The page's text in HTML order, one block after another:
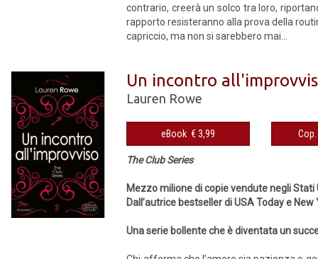
contrario, creerà un solco tra loro,
rapporto resisteranno alla prova della
capriccio, ma non si sarebbero mai...
Un incontro
Lauren Rowe
eBook € 3,99
The Club Series
Mezzo milione di copie vendute negli Stati
Dall’autrice bestseller di USA Today e
Una serie bollente che è diventata un